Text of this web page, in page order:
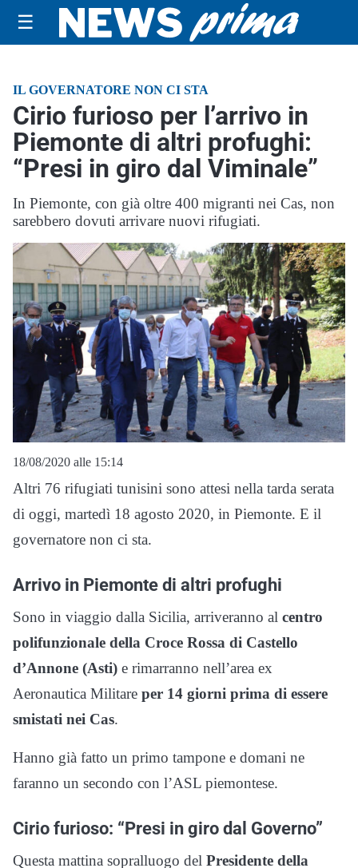
☰
IL GOVERNATORE NON CI STA
Cirio furioso per l’arrivo in
Piemonte di altri profughi:
“Presi in giro dal Viminale”
In Piemonte, con già oltre 400 migranti nei Cas, non
sarebbero dovuti arrivare nuovi rifugiati.
18/08/2020 alle 15:14
Altri 76 rifugiati tunisini sono attesi nella tarda serata
di oggi, martedì 18 agosto 2020, in Piemonte. E il
governatore non ci sta.
Arrivo in Piemonte di altri profughi
Sono in viaggio dalla Sicilia, arriveranno al centro
polifunzionale della Croce Rossa di Castello
d’Annone (Asti) e rimarranno nell’area ex
Aeronautica Militare per 14 giorni prima di essere
smistati nei Cas.
Hanno già fatto un primo tampone e domani ne
faranno un secondo con l’ASL piemontese.
Cirio furioso: “Presi in giro dal Governo”
Questa mattina sopralluogo del Presidente della